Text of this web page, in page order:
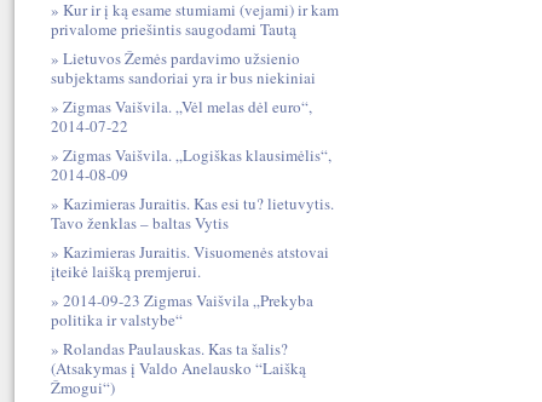
Kur ir į ką esame stumiami (vejami) ir kam
privalome priešintis saugodami Tautą
Lietuvos Žemės pardavimo užsienio
subjektams sandoriai yra ir bus niekiniai
Zigmas Vaišvila. „Vėl melas dėl euro“,
2014-07-22
Zigmas Vaišvila. „Logiškas klausimėlis“,
2014-08-09
Kazimieras Juraitis. Kas esi tu? lietuvytis.
Tavo ženklas – baltas Vytis
Kazimieras Juraitis. Visuomenės atstovai
įteikė laišką premjerui.
2014-09-23 Zigmas Vaišvila „Prekyba
politika ir valstybe“
Rolandas Paulauskas. Kas ta šalis?
(Atsakymas į Valdo Anelausko “Laišką
Žmogui“)